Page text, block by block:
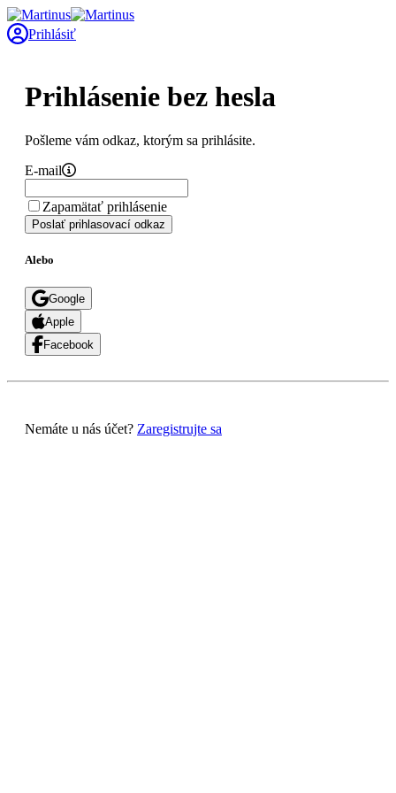
Prihlásiť
Prihlásenie bez hesla
Pošleme vám odkaz, ktorým sa prihlásite.
E-mail
Zapamätať prihlásenie
Poslať prihlasovací odkaz
Alebo
Google
Apple
Facebook
Nemáte u nás účet? Zaregistrujte sa